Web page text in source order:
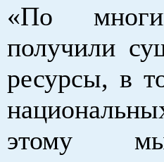
«По
получили
ресурсы, в
этому